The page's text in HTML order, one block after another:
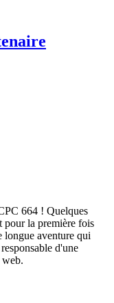
664 ! Quelques
pour la première fois
longue aventure qui
d'une
web.